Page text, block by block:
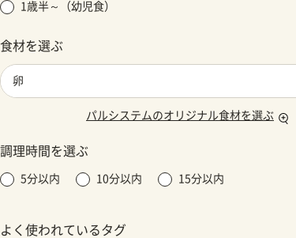
1歳半～（幼児食）
食材を選ぶ
パルシステムのオリジナル食材を選ぶ
調理時間を選ぶ
5分以内 10分以内 15分以内
よく使われているタグ